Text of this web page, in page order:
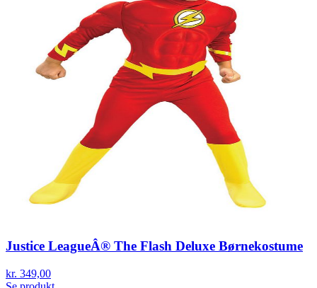
Justice LeagueÂ® The Flash Deluxe Børnekostume
kr. 349,00